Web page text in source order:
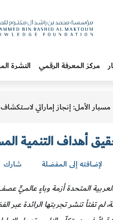
مركز المعرفة الرقمي النشرة
مسبار الأمل: إنجاز إماراتي
أهداف التنمية
لإضافته إلى المفضلة
شارك
المتحدة أزمة وباءٍ عالميٍّ
لم تفتأ تنشر تجربتها الرائدة